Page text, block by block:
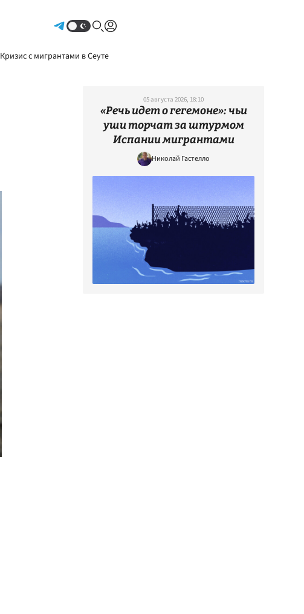
Кризис с мигрантами в Сеуте
05 августа 2026, 18:10
«Речь идет о гегемоне»: чьи
уши торчат за штурмом
Испании мигрантами
Николай Гастелло